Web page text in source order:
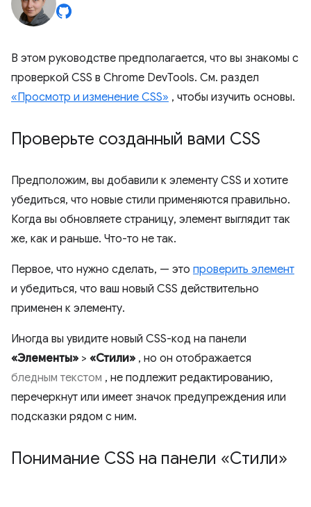
В этом руководстве предполагается, что вы знакомы с
проверкой CSS в Chrome DevTools. См. раздел
«Просмотр и изменение CSS» , чтобы изучить основы.
Проверьте созданный вами CSS
Предположим, вы добавили к элементу CSS и хотите
убедиться, что новые стили применяются правильно.
Когда вы обновляете страницу, элемент выглядит так
же, как и раньше. Что-то не так.
Первое, что нужно сделать, — это проверить элемент
и убедиться, что ваш новый CSS действительно
применен к элементу.
Иногда вы увидите новый CSS-код на панели
«Элементы» > «Стили» , но он отображается
бледным текстом , не подлежит редактированию,
перечеркнут или имеет значок предупреждения или
подсказки рядом с ним.
Понимание CSS на панели «Стили»